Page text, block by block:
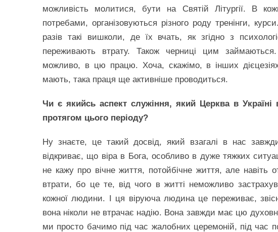
можливість молитися, бути на Святій Літургії. В
потребами, організовуються різного роду тренінги,
разів такі вишколи, де їх вчать, як згідно з
переживають втрату. Також черниці цим
можливо, в цю працю. Хоча, скажімо, в інших
мають, така праця ще активніше проводиться.
Чи є якийсь аспект служіння, який Церква в
протягом цього періоду?
Ну знаєте, це такий досвід, який взагалі в нас
відкриває, що віра в Бога, особливо в дуже тяжких
не кажу про вічне життя, потойбічне життя, але навіть
втрати, бо це те, від чого в житті неможливо
кожної людини. І ця віруюча людина це переживає,
вона ніколи не втрачає надію. Вона завжди має цю
ми просто бачимо під час жалобних церемоній, під час